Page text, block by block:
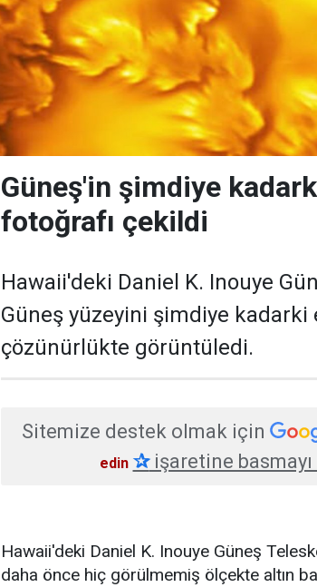
Güneş'in şimdiye
fotoğrafı çekildi
Hawaii'deki Daniel K. Inouye
Güneş yüzeyini şimdiye kadarki
çözünürlükte görüntüledi.
Sitemize destek olmak için
edin ✰işaretine basmayı
Hawaii'deki Daniel K. Inouye Güneş
daha önce hiç görülmemiş ölçekte altın